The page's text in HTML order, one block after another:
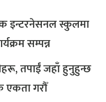
इन्टरनेसनल स्कुलमा
सम्पन्न
तपाईं जहाँ हुनुहुन्छ
गरौँ